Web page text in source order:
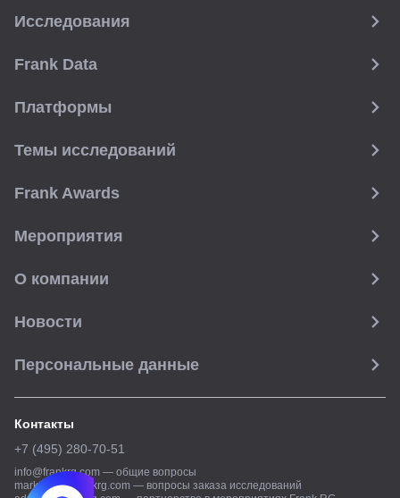
Исследования
Frank Data
Платформы
Темы исследований
Frank Awards
Мероприятия
О компании
Новости
Персональные данные
Контакты
+7 (495) 280-70-51
общие вопросы
—
info@frankrg.com
вопросы заказа исследований
—
marketing@frankrg.com